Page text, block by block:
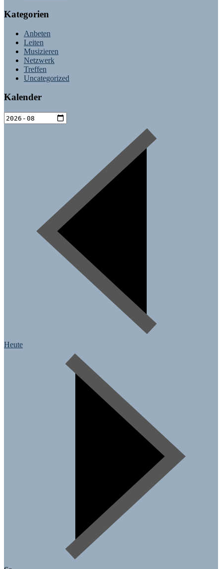
Kategorien
Anbeten
Leiten
Musizieren
Netzwerk
Treffen
Uncategorized
Kalender
Heute